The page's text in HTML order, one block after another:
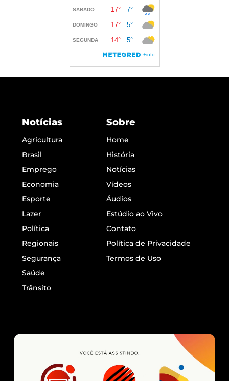
Notícias
Agricultura
Brasil
Emprego
Economia
Esporte
Lazer
Política
Regionais
Segurança
Saúde
Trânsito
Sobre
Home
História
Notícias
Vídeos
Áudios
Estúdio ao Vivo
Contato
Política de Privacidade
Termos de Uso